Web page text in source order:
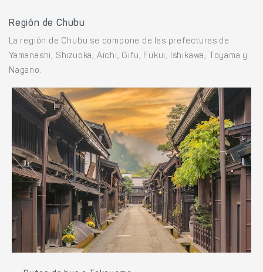
Región de Chubu
La región de Chubu se compone de las prefecturas de
Yamanashi, Shizuoka, Aichi, Gifu, Fukui, Ishikawa, Toyama y
Nagano.